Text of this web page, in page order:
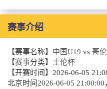
赛事介绍
【赛事名称】 中国U19 vs 哥
【赛事分类】 土伦杯
【开赛时间】 2026-06-05
北京时间2026-06-05